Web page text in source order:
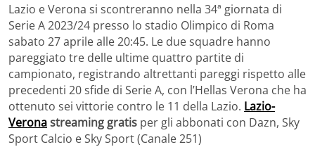
Lazio e Verona si scontreranno nella 34ª giornata di
Serie A 2023/24 presso lo stadio Olimpico di Roma
sabato 27 aprile alle 20:45. Le due squadre hanno
pareggiato tre delle ultime quattro partite di
campionato, registrando altrettanti pareggi rispetto alle
precedenti 20 sfide di Serie A, con l’Hellas Verona che ha
ottenuto sei vittorie contro le 11 della Lazio. Lazio-
Veronastreaming gratis per gli abbonati con Dazn, Sky
Sport Calcio e Sky Sport (Canale 251)